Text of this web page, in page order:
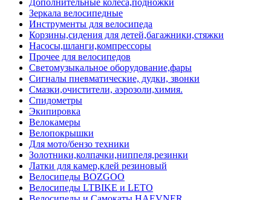
Зеркала велосипедные
Инструменты для велосипеда
Корзины,сидения для детей,багажники,стяжки
Насосы,шланги,компрессоры
Прочее для велосипедов
Светомузыкальное оборудование,фары
Сигналы пневматические, дудки, звонки
Смазки,очистители, аэрозоли,химия.
Спидометры
Экипировка
Велокамеры
Велопокрышки
Для мото/бензо техники
Золотники,колпачки,ниппеля,резинки
Латки для камер,клей резиновый
Велосипеды BOZGOO
Велосипеды LTBIKE и LETO